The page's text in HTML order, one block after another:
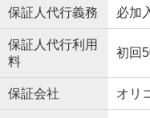
保証人代行義務 必加
保証人代行利用
料
初回
保証会社 オリ